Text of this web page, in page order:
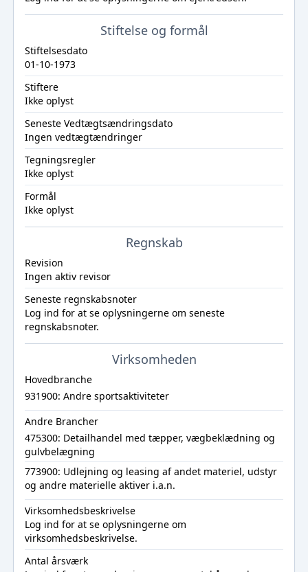
Stiftelse og formål
Stiftelsesdato
01-10-1973
Stiftere
Ikke oplyst
Seneste Vedtægtsændringsdato
Ingen vedtægtændringer
Tegningsregler
Ikke oplyst
Formål
Ikke oplyst
Regnskab
Revision
Ingen aktiv revisor
Seneste regnskabsnoter
Log ind for at se oplysningerne om seneste
regnskabsnoter.
Virksomheden
Hovedbranche
931900: Andre sportsaktiviteter
Andre Brancher
475300: Detailhandel med tæpper, vægbeklædning og
gulvbelægning
773900: Udlejning og leasing af andet materiel, udstyr
og andre materielle aktiver i.a.n.
Virksomhedsbeskrivelse
Log ind for at se oplysningerne om
virksomhedsbeskrivelse.
Antal årsværk